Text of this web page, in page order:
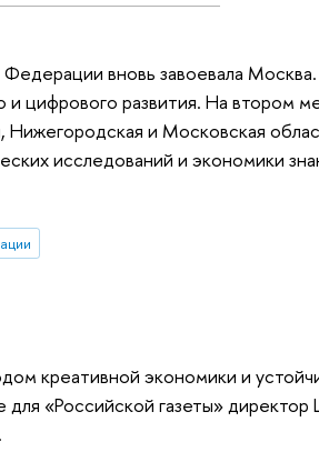
вновь завоевала
и цифрового развития. На втором
и Московская
исследований и экономики
креативной экономики и
для «Российской газеты» директор